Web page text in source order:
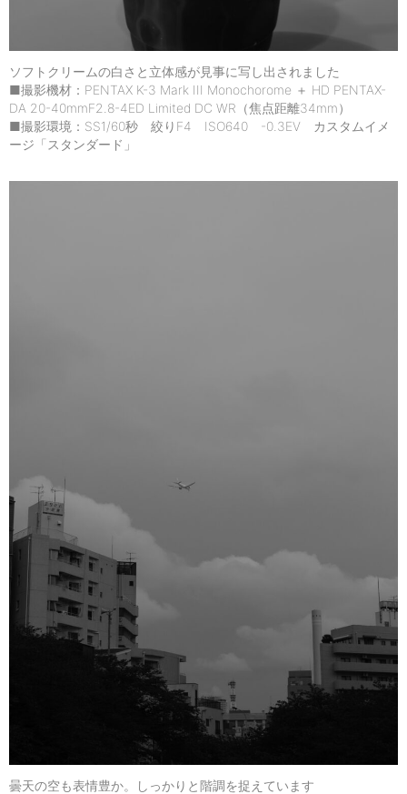
ソフトクリームの白さと立体感が見事に写し出されました
■撮影機材：PENTAX K-3 Mark III Monochorome ＋ HD PENTAX-
DA 20-40mmF2.8-4ED Limited DC WR（焦点距離34mm）
■撮影環境：SS1/60秒 絞りF4 ISO640 -0.3EV カスタムイメ
ージ「スタンダード」
曇天の空も表情豊か。しっかりと階調を捉えています